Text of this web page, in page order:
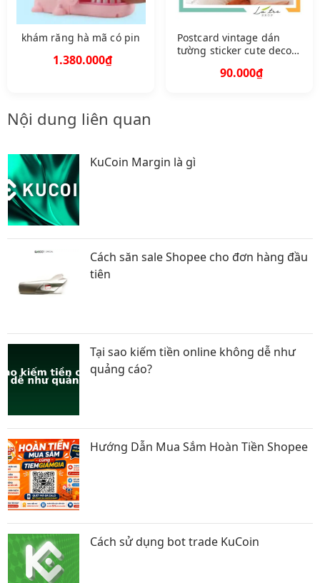
khám răng hà mã có pin
1.380.000₫
Postcard vintage dán
tường sticker cute decor
Peach mẫu 5 1305
90.000₫
Nội dung liên quan
KuCoin Margin là gì
Cách săn sale Shopee cho đơn hàng đầu
tiên
Tại sao kiếm tiền online không dễ như
quảng cáo?
Hướng Dẫn Mua Sắm Hoàn Tiền Shopee
Cách sử dụng bot trade KuCoin